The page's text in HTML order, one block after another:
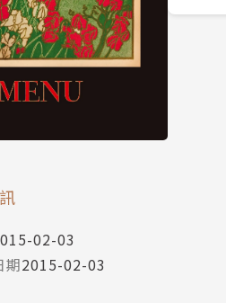
02-03
期2015-02-03